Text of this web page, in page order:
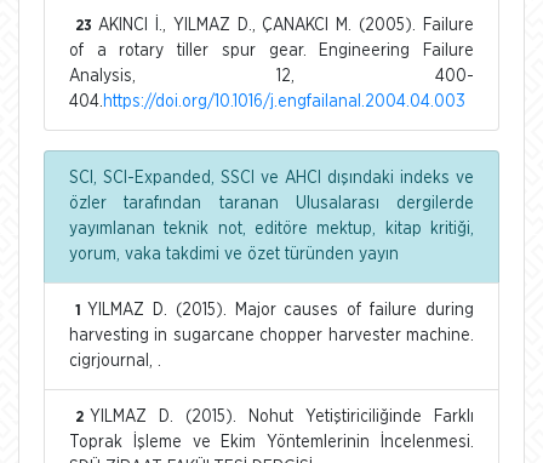
23 AKINCI İ., YILMAZ D., ÇANAKCI M. (2005). Failure
of a rotary tiller spur gear. Engineering Failure
Analysis, 12, 400-
404. https://doi.org/10.1016/j.engfailanal.2004.04.003
SCI, SCI-Expanded, SSCI ve AHCI dışındaki indeks ve
özler tarafından taranan Ulusalarası dergilerde
yayımlanan teknik not, editöre mektup, kitap kritiği,
yorum, vaka takdimi ve özet türünden yayın
1
YILMAZ D. (2015). Major causes of failure during
harvesting in sugarcane chopper harvester machine.
cigrjournal, .
2 YILMAZ D. (2015). Nohut Yetiştiriciliğinde Farklı
Toprak İşleme ve Ekim Yöntemlerinin İncelenmesi.